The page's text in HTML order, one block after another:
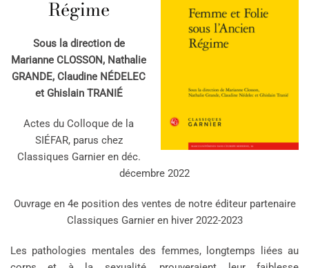
Régime
Sous la direction de
Marianne CLOSSON, Nathalie
GRANDE, Claudine NÉDELEC
et Ghislain TRANIÉ
Actes du Colloque de la
SIÉFAR, parus chez
Classiques Garnier en déc.
décembre 2022
Ouvrage en 4e position des ventes de notre éditeur partenaire
Classiques Garnier en hiver 2022-2023
Les pathologies mentales des femmes, longtemps liées au